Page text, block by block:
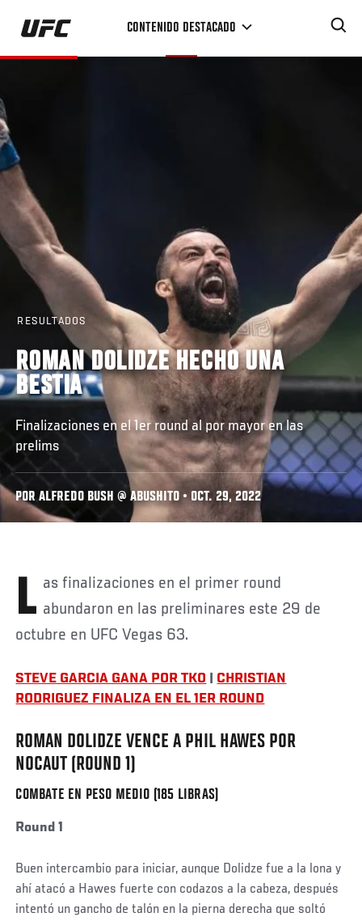
Pasar
contenido
CONTENIDO DESTACADO
RESULTADOS
ROMAN DOLIDZE HECHO UNA
BESTIA
Finalizaciones en el 1er round al por mayor en las
prelims
POR ALFREDO BUSH @ ABUSHITO • OCT. 29, 2022
Las finalizaciones en el primer round abundaron en las preliminares este 29 de
octubre en UFC Vegas 63.
STEVE GARCIA GANA POR TKO
CHRISTIAN
RODRIGUEZ FINALIZA EN EL 1ER ROUND
Social
Post
ROMAN DOLIDZE VENCE A PHIL HAWES POR
NOCAUT (ROUND 1)
COMBATE EN PESO MEDIO (185 LIBRAS)
Round 1
Buen intercambio para iniciar, aunque Dolidze fue a la lona y
ahí atacó a Hawes fuerte con codazos a la cabeza, después
intentó un gancho de talón en la pierna derecha que soltó